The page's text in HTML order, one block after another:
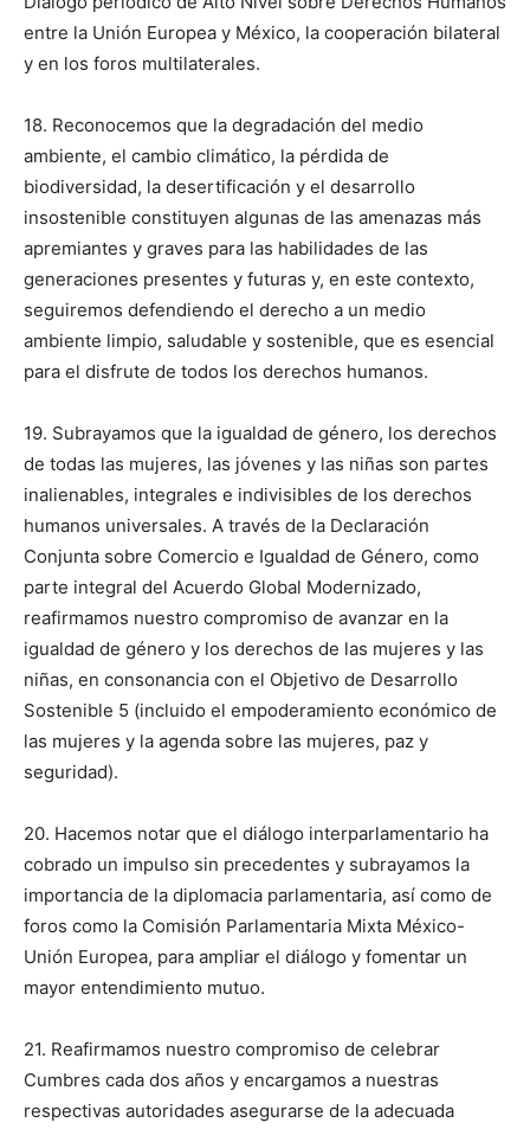
entre la Unión Europea y México, la cooperación bilateral
y en los foros multilaterales.
18. Reconocemos que la degradación del medio
ambiente, el cambio climático, la pérdida de
biodiversidad, la desertificación y el desarrollo
insostenible constituyen algunas de las amenazas más
apremiantes y graves para las habilidades de las
generaciones presentes y futuras y, en este contexto,
seguiremos defendiendo el derecho a un medio
ambiente limpio, saludable y sostenible, que es esencial
para el disfrute de todos los derechos humanos.
19. Subrayamos que la igualdad de género, los derechos
de todas las mujeres, las jóvenes y las niñas son partes
inalienables, integrales e indivisibles de los derechos
humanos universales. A través de la Declaración
Conjunta sobre Comercio e Igualdad de Género, como
parte integral del Acuerdo Global Modernizado,
reafirmamos nuestro compromiso de avanzar en la
igualdad de género y los derechos de las mujeres y las
niñas, en consonancia con el Objetivo de Desarrollo
Sostenible 5 (incluido el empoderamiento económico de
las mujeres y la agenda sobre las mujeres, paz y
seguridad).
20. Hacemos notar que el diálogo interparlamentario ha
cobrado un impulso sin precedentes y subrayamos la
importancia de la diplomacia parlamentaria, así como de
foros como la Comisión Parlamentaria Mixta México-
Unión Europea, para ampliar el diálogo y fomentar un
mayor entendimiento mutuo.
21. Reafirmamos nuestro compromiso de celebrar
Cumbres cada dos años y encargamos a nuestras
respectivas autoridades asegurarse de la adecuada